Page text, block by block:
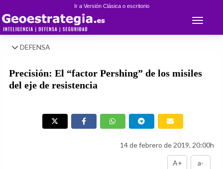
Ir a Versión Clásica o escritorio
Toggle
DEFENSA
Precisión: El “factor Pershing” de los misiles
del eje de resistencia
14 de febrero de 2019, 20:00h
A+ a-